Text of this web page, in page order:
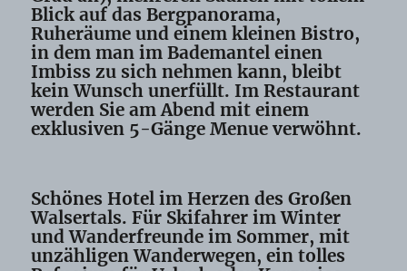
Blick auf das Bergpanorama,
Ruheräume und einem kleinen Bistro,
in dem man im Bademantel einen
Imbiss zu sich nehmen kann, bleibt
kein Wunsch unerfüllt. Im Restaurant
werden Sie am Abend mit einem
exklusiven 5-Gänge Menue verwöhnt.
Schönes Hotel im Herzen des Großen
Walsertals. Für Skifahrer im Winter
und Wanderfreunde im Sommer, mit
unzähligen Wanderwegen, ein tolles